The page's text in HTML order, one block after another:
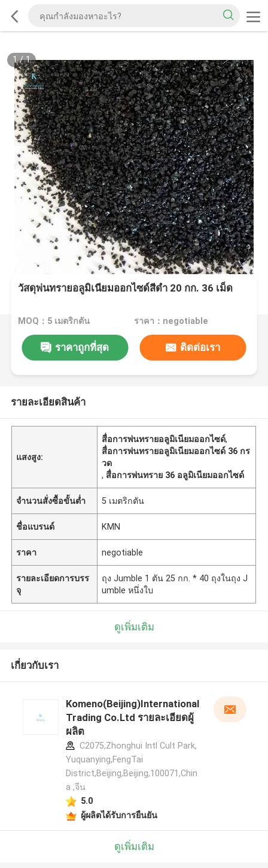
1/1
วัสดุพ่นทรายอลูมิเนียมออกไซด์สีดำ 20 กก. 36 เม็ด
MOQ：5 เมตริกตัน ราคา：negotiable
ราคาถูกที่สุด ติดต่อเรา
รายละเอียดสินค้า
แสงสูง:
สื่อการพ่นทรายอลูมิเนียมออกไซด์,
สื่อการพ่นทรายอลูมิเนียมออกไซด์ 36 กร
วด
, สื่อการพ่นทราย 36 อลูมิเนียมออกไซด์
จำนวนสั่งซื้อขั้นต่ำ 5 เมตริกตัน
ชื่อแบรนด์ KMN
ราคา negotiable
รายละเอียดการบรร
จุ
ถุง Jumble 1 ตัน 25 กก. * 40 ถุงในถุง J
umble หนึ่งใบ
ดูเพิ่มเติม
เกี่ยวกับเรา
Komeno(Beijing)International
Trading Co.Ltd รายละเอียดผู้
ผลิต
C2075,Zhonghui Intl Cult Park,
Yuquanying,FengTai
District,Beijing,Beijing,100071,Chin
a ,จีน
5.0
ผู้ผลิตได้รับการยืนยัน
ดูเพิ่มเติม